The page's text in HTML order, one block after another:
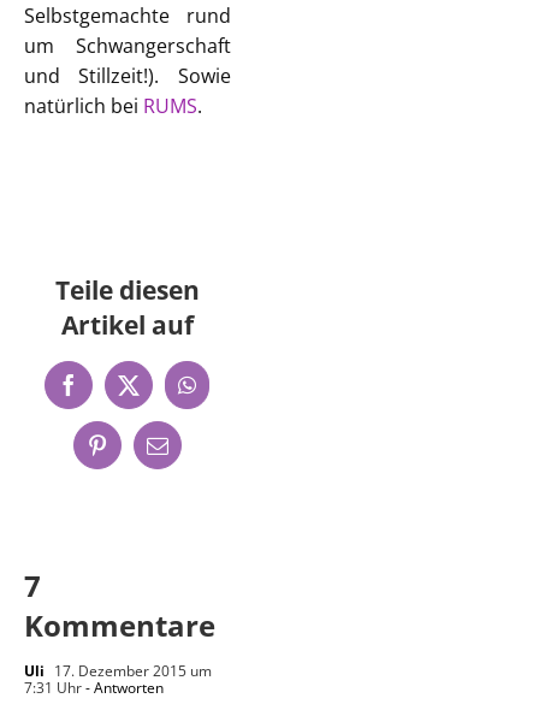
Selbstgemachte rund
um Schwangerschaft
und Stillzeit!). Sowie
natürlich bei RUMS.
Teile diesen
Artikel auf
Facebook
X WhatsApp
Pinterest
E-
Mail
7
Kommentare
Uli 17. Dezember 2015 um
7:31 Uhr- Antworten